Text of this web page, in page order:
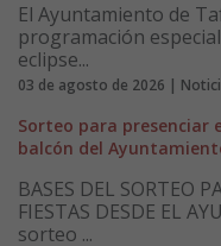
El Ayuntamiento de
programación
eclipse...
03 de agosto de 2026 |
Sorteo para presenciar
balcón del
BASES DEL SORTEO
FIESTAS DESDE EL
sorteo ...